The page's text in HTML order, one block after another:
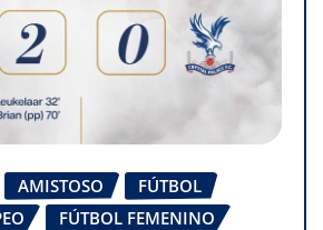
AMISTOSO
FÚTBOL
FÚTBOL FEMENINO